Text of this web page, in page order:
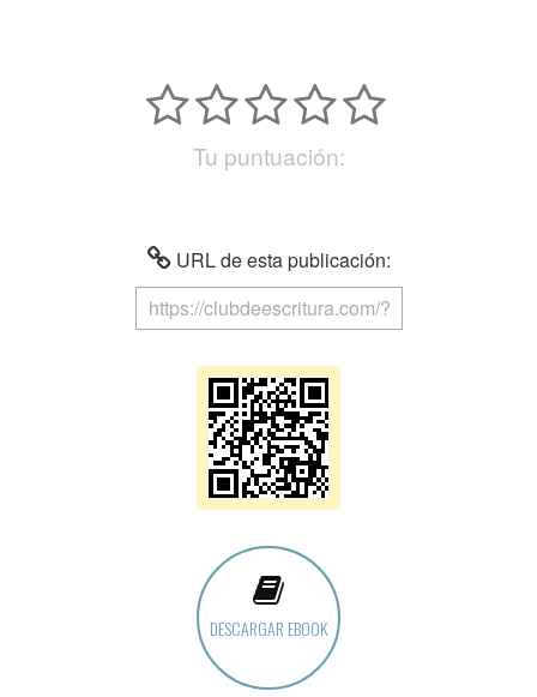
Tu puntuación:
URL de esta publicación:
DESCARGAR EBOOK